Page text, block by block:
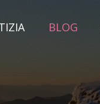
BLOG